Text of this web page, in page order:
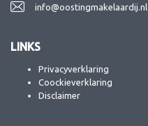
info@oostingmakelaardij.nl
LINKS
Privacyverklaring
Coockieverklaring
Disclaimer